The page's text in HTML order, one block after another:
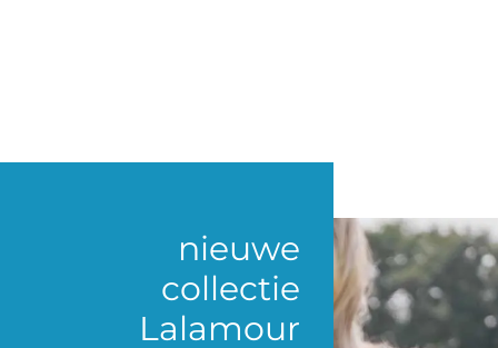
nieuwe
collectie
Lalamour